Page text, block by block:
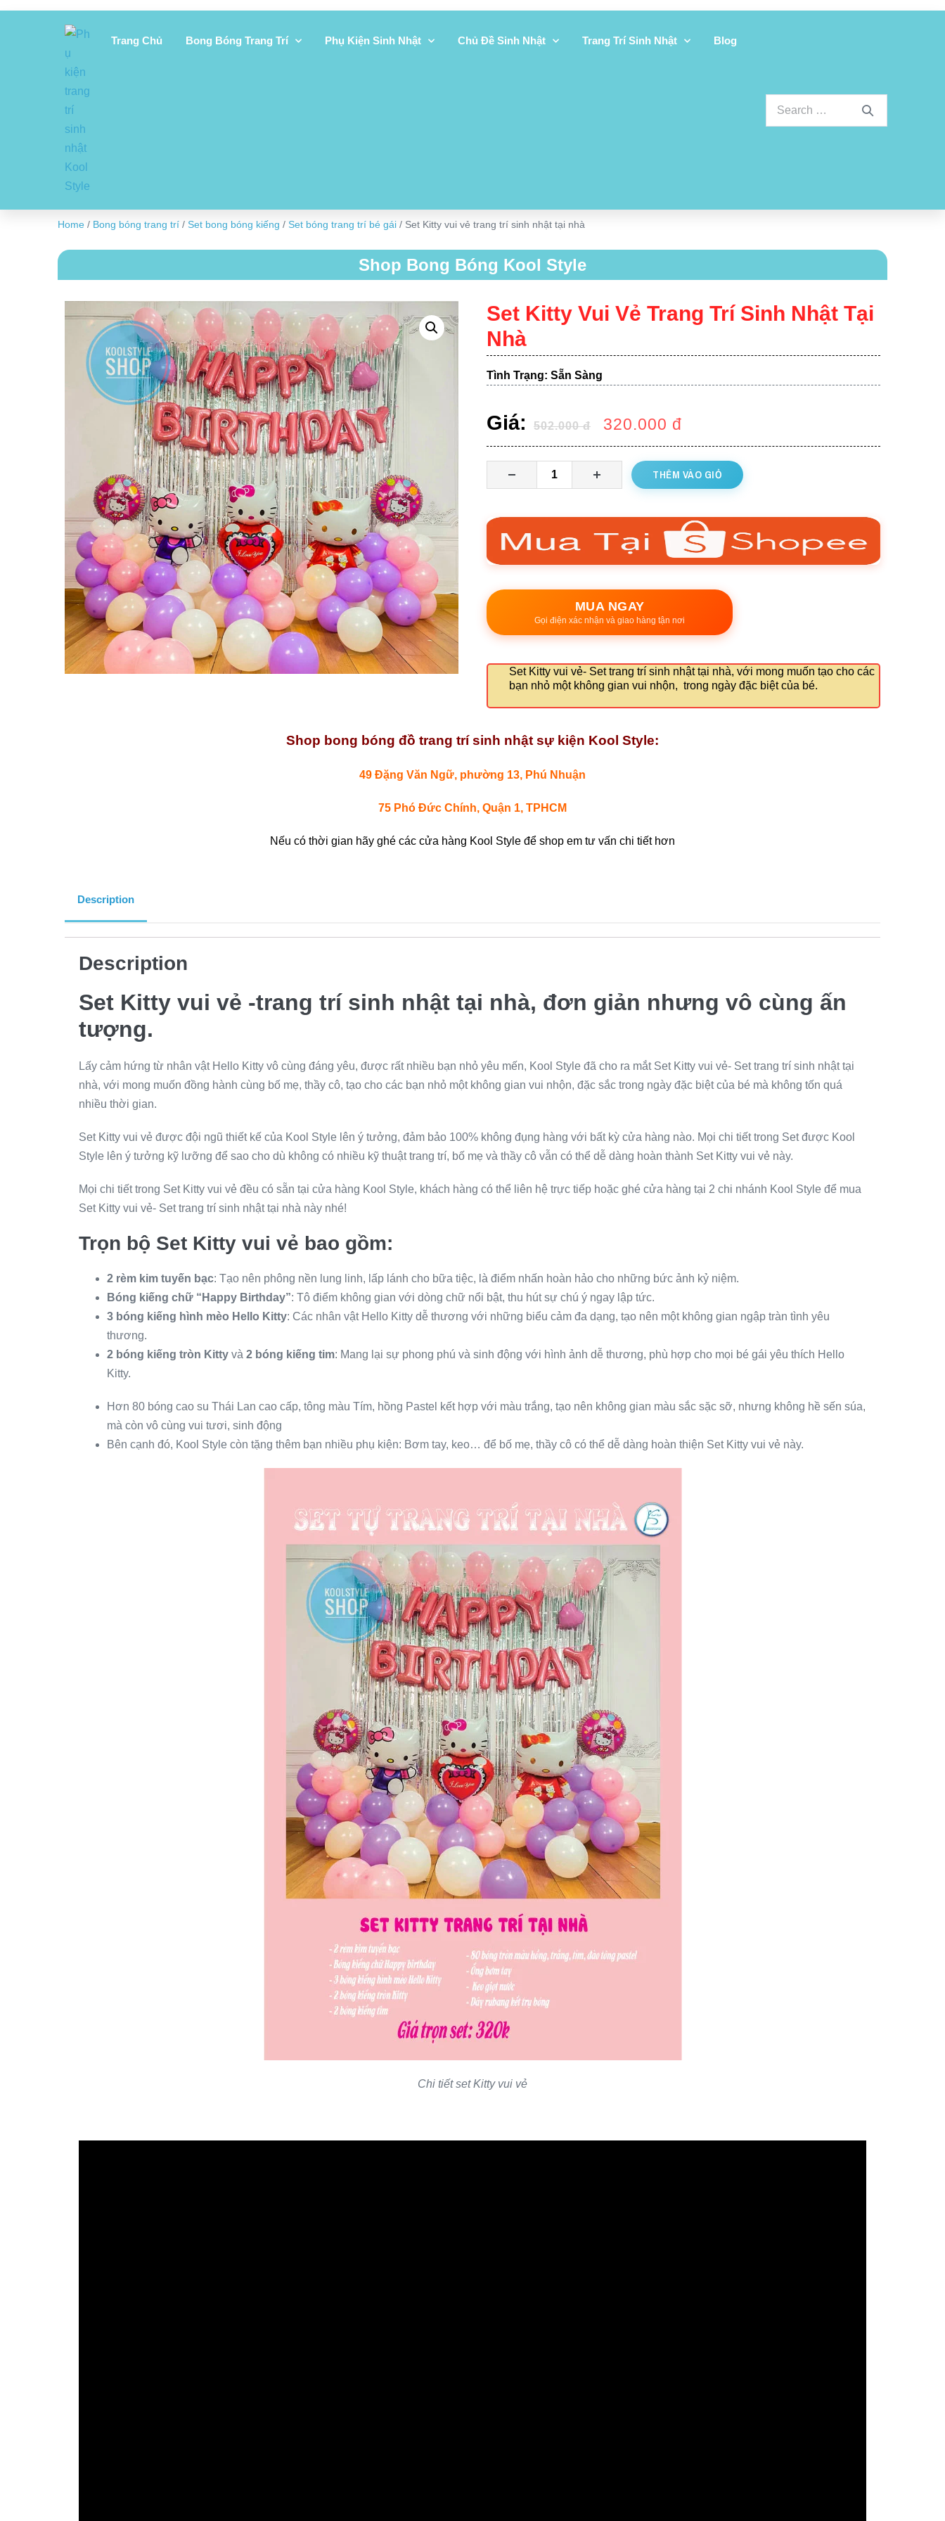
Trang Chủ Bong Bóng Trang Trí Phụ Kiện Sinh Nhật Chủ Đề Sinh Nhật Trang Trí Sinh Nhật Blog
Home / Bong bóng trang trí / Set bong bóng kiếng / Set bóng trang trí bé gái / Set Kitty vui vẻ trang trí sinh nhật tại nhà
Shop Bong Bóng Kool Style
Set Kitty Vui Vẻ Trang Trí Sinh Nhật Tại
Nhà
Tình Trạng: Sẵn Sàng
Giá: 502.000đ 320.000 đ
THÊM VÀO GIỎ
MUA NGAY
Gọi điện xác nhận và giao hàng tận nơi
Set Kitty vui vẻ- Set trang trí sinh nhật tại nhà, với mong muốn tạo cho các
bạn nhỏ một không gian vui nhộn, trong ngày đặc biệt của bé.
Shop bong bóng đồ trang trí sinh nhật sự kiện Kool Style:
49 Đặng Văn Ngữ, phường 13, Phú Nhuận
75 Phó Đức Chính, Quận 1, TPHCM
Nếu có thời gian hãy ghé các cửa hàng Kool Style để shop em tư vấn chi tiết hơn
Description
Description
Set Kitty vui vẻ -trang trí sinh nhật tại nhà, đơn giản nhưng vô cùng ấn
tượng.
Lấy cảm hứng từ nhân vật Hello Kitty vô cùng đáng yêu, được rất nhiều bạn nhỏ yêu mến, Kool Style đã cho ra mắt Set Kitty vui vẻ- Set trang trí sinh nhật tại
nhà, với mong muốn đồng hành cùng bố mẹ, thầy cô, tạo cho các bạn nhỏ một không gian vui nhộn, đặc sắc trong ngày đặc biệt của bé mà không tốn quá
nhiều thời gian.
Set Kitty vui vẻ được đội ngũ thiết kế của Kool Style lên ý tưởng, đảm bảo 100% không đụng hàng với bất kỳ cửa hàng nào. Mọi chi tiết trong Set được Kool
Style lên ý tưởng kỹ lưỡng để sao cho dù không có nhiều kỹ thuật trang trí, bố mẹ và thầy cô vẫn có thể dễ dàng hoàn thành Set Kitty vui vẻ này.
Mọi chi tiết trong Set Kitty vui vẻ đều có sẵn tại cửa hàng Kool Style, khách hàng có thể liên hệ trực tiếp hoặc ghé cửa hàng tại 2 chi nhánh Kool Style để mua
Set Kitty vui vẻ- Set trang trí sinh nhật tại nhà này nhé!
Trọn bộ Set Kitty vui vẻ bao gồm:
2 rèm kim tuyến bạc: Tạo nên phông nền lung linh, lấp lánh cho bữa tiệc, là điểm nhấn hoàn hảo cho những bức ảnh kỷ niệm.
Bóng kiếng chữ “Happy Birthday”: Tô điểm không gian với dòng chữ nổi bật, thu hút sự chú ý ngay lập tức.
3 bóng kiếng hình mèo Hello Kitty: Các nhân vật Hello Kitty dễ thương với những biểu cảm đa dạng, tạo nên một không gian ngập tràn tình yêu
thương.
2 bóng kiếng tròn Kitty và 2 bóng kiếng tim: Mang lại sự phong phú và sinh động với hình ảnh dễ thương, phù hợp cho mọi bé gái yêu thích Hello
Kitty.
Hơn 80 bóng cao su Thái Lan cao cấp, tông màu Tím, hồng Pastel kết hợp với màu trắng, tạo nên không gian màu sắc sặc sỡ, nhưng không hề sến súa,
mà còn vô cùng vui tươi, sinh động
Bên cạnh đó, Kool Style còn tặng thêm bạn nhiều phụ kiện: Bơm tay, keo… để bố mẹ, thầy cô có thể dễ dàng hoàn thiện Set Kitty vui vẻ này.
Chi tiết set Kitty vui vẻ